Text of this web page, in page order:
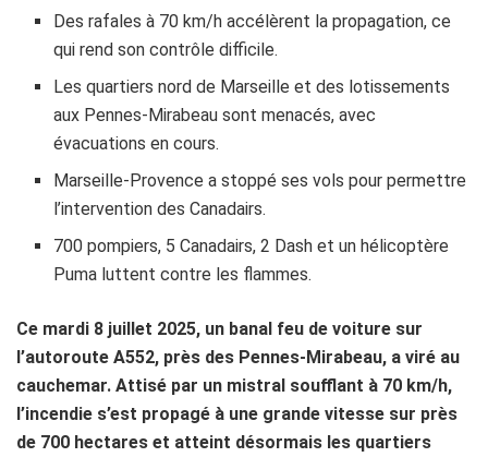
Des rafales à 70 km/h accélèrent la propagation, ce
qui rend son contrôle difficile.
Les quartiers nord de Marseille et des lotissements
aux Pennes-Mirabeau sont menacés, avec
évacuations en cours.
Marseille-Provence a stoppé ses vols pour permettre
l’intervention des Canadairs.
700 pompiers, 5 Canadairs, 2 Dash et un hélicoptère
Puma luttent contre les flammes.
Ce mardi 8 juillet 2025, un banal feu de voiture sur
l’autoroute A552, près des Pennes-Mirabeau, a viré au
cauchemar. Attisé par un mistral soufflant à 70 km/h,
l’incendie s’est propagé à une grande vitesse sur près
de 700 hectares et atteint désormais les quartiers